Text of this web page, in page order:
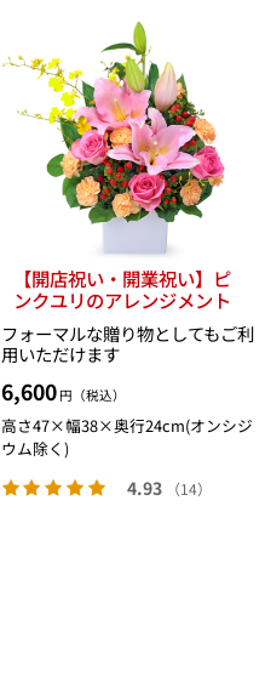
【開店祝い・開業祝い】ピ
ンクユリのアレンジメント
フォーマルな贈り物としてもご利
用いただけます
6,600 円（税込）
高さ47×幅38×奥行24cm(オンシジ
ウム除く)
4.93 （14）